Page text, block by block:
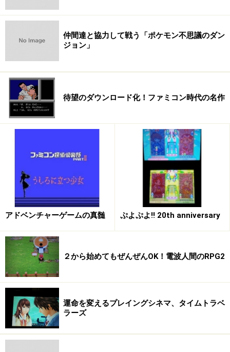
嬉しかったですね。
───「ニンテンドーワールド Touch! DS」
家族連れやカップルで遊んでいる姿をたくさん見かけま
した。
萩島：こちらも幅広い層のお客さんにご来場いただく
ことができました。ニンテンドーDSの体験コーナーで
は、お子さんの後ろから親御さんがアドバイスしたり、
いっしょにタッチしたり、お子さんよりも親御さんのほ
うが夢中になっていたり（笑）。こんな光景は、これま
でのゲームイベントではなかなか見られませんでした
よ。
───歌手のUtadaさんを起用したテレビCMや、街のあち
こちで見かけられた巨大な広告など、ニンテンドーDSの
宣伝にもかなり力を入れていますよね。
萩島：少しオーバーに聞こえるかもしれませんが、ニ
ンテンドーDSは5歳から95歳まで、面白いことが好きな
すべての人たちに楽しんでいただける商品なんです。だ
からこそ、これまでのゲーム機と比べてより幅広く、長
期的なPR活動を展開することが大事でした。これまでの
仲間達と協力して戦う「ポケモン不思議のダン
ジョン」
待望のダウンロード化！ファミコン時代の名作
アドベンチャーゲームの真髄 ぷよぷよ!! 20th anniversary
２から始めてもぜんぜんOK！電波人間のRPG2
運命を変えるプレイングシネマ、タイムトラベ
ラーズ